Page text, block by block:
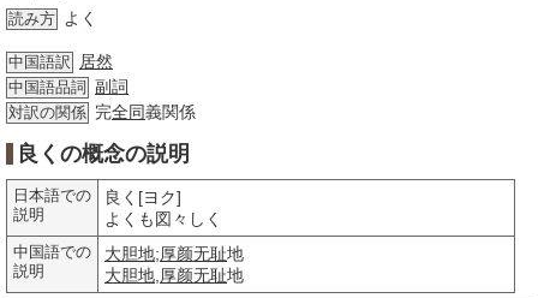
読み方 よく
中国語訳 居然
中国語品詞 副詞
対訳の関係 完全同義関係
良くの概念の説明
日本語での
説明
良く[ヨク]
よくも図々しく
中国語での
説明
大胆地;厚颜无耻地
大胆地 厚颜无耻地